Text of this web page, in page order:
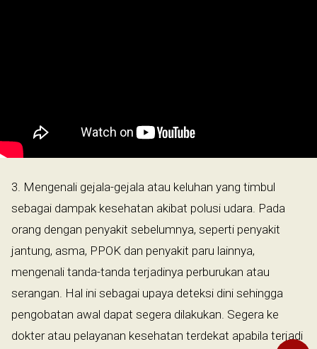
3. Mengenali gejala-gejala atau keluhan yang timbul
sebagai dampak kesehatan akibat polusi udara. Pada
orang dengan penyakit sebelumnya, seperti penyakit
jantung, asma, PPOK dan penyakit paru lainnya,
mengenali tanda-tanda terjadinya perburukan atau
serangan. Hal ini sebagai upaya deteksi dini sehingga
pengobatan awal dapat segera dilakukan. Segera ke
dokter atau pelayanan kesehatan terdekat apabila terjadi